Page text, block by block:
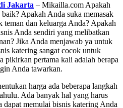
Jakarta – Mikailla.com Apakah
Apakah Anda suka memasak
teman dan keluarga Anda? Apakah
Anda sendiri yang melibatkan
Jika Anda menjawab ya untuk
katering sangat cocok untuk
pikirkan pertama kali adalah berapa
Anda tawarkan.
harga ada beberapa langkah
Ada banyak hal yang harus
dapat memulai bisnis katering Anda